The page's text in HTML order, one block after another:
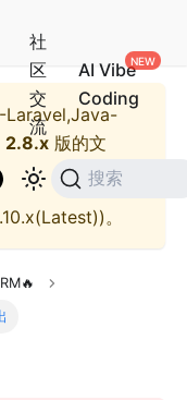
社
区
交
流
AI Vibe
Coding
搜索
Laravel,Java-
2.8.x 版的文
)。